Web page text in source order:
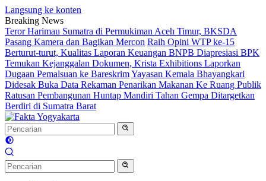
Langsung ke konten
Breaking News
Teror Harimau Sumatra di Permukiman Aceh Timur, BKSDA
Pasang Kamera dan Bagikan Mercon Raih Opini WTP ke-15
Berturut-turut, Kualitas Laporan Keuangan BNPB Diapresiasi BPK
Temukan Kejanggalan Dokumen, Krista Exhibitions Laporkan
Dugaan Pemalsuan ke BareskrimYayasan Kemala Bhayangkari
Didesak Buka Data Rekaman Penarikan Makanan Ke Ruang Publik
Ratusan Pembangunan Huntap Mandiri Tahan Gempa Ditargetkan
Berdiri di Sumatra Barat